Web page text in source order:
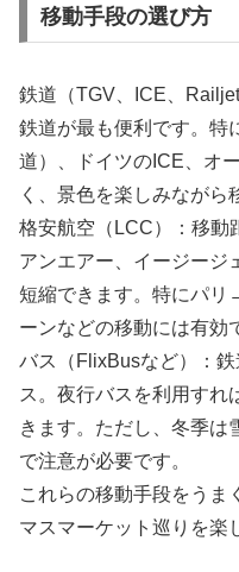
移動手段の選び方
鉄道（TGV、ICE、
鉄道が最も便利です。特
道）、ドイツのICE、オ
く、景色を楽しみながら
格安航空（LCC）：移動
アンエアー、イージージ
短縮できます。特にパ
ーンなどの移動には有効
バス（FlixBusなど）：
ス。夜行バスを利用すれ
きます。ただし、冬季は
で注意が必要です。
これらの移動手段をうま
マスマーケット巡りを楽